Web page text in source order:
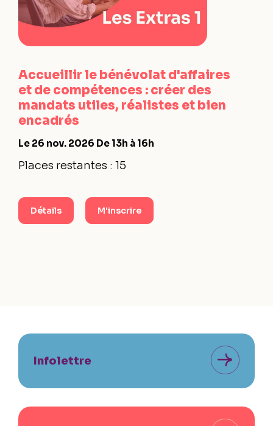
Accueillir le bénévolat d'affaires
et de compétences : créer des
mandats utiles, réalistes et bien
encadrés
Le 26 nov. 2026 De 13h à 16h
Places restantes : 15
Détails M'inscrire
Infolettre